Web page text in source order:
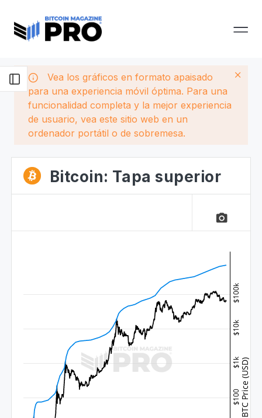
Vea los gráficos en formato apaisado
para una experiencia móvil óptima. Para una
funcionalidad completa y la mejor experiencia
de usuario, vea este sitio web en un
ordenador portátil o de sobremesa.
Bitcoin: Tapa superior
camera_alt
$100
$1k
$10k
$100k
BTC Price (USD)